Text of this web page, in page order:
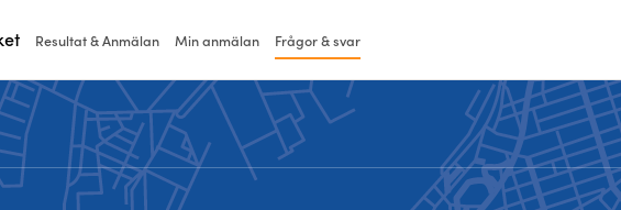
Resultat & Anmälan Min anmälan Frågor & svar